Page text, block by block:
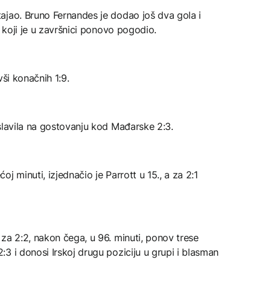
Bruno Fernandes je dodao još dva gola i
je u završnici ponovo pogodio.
konačnih 1:9.
na gostovanju kod Mađarske 2:3.
minuti, izjednačio je Parrott u 15., a za 2:1
2:2, nakon čega, u 96. minuti, ponov trese
i donosi Irskoj drugu poziciju u grupi i blasman